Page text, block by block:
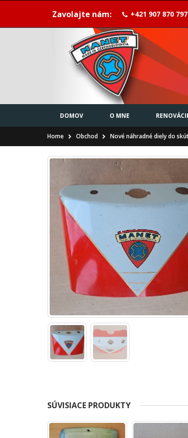
Zavolajte nám: +421 907 870 797
DOMOV O MNE
Home Obchod Nové náhradné diely do
SÚVISIACE PRODUKTY